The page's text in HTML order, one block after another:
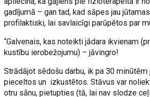
gadījumā – gan tad, kad sāpes jau
profilaktiski, lai savlaicīgi parūpētos par
“Galvenais, kas noteikti jādara ikvienam
kustību ierobežojumu) – jāvingro!
Strādājot sēdošu darbu, ik pa 30 minūtēm
pieceltos un izkustētos. Stāvus var
otru sānu, pietupties (tā, lai nav slodze